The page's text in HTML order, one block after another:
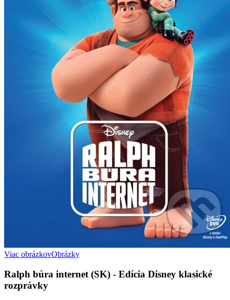
Viac obrázkovObrázky
Ralph búra internet (SK) - Edícia Disney klasické
rozprávky